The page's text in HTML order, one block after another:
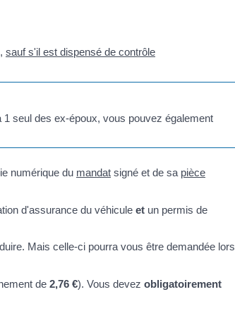
sauf s'il est dispensé de contrôle
seul des ex-époux, vous pouvez également
numérique du mandat signé et de sa pièce
d'assurance du véhicule et un permis de
Mais celle-ci pourra vous être demandée lors
de 2,76 €). Vous devez obligatoirement